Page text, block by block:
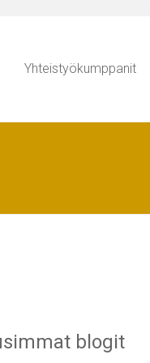
Yhteistyökumppanit
blogit